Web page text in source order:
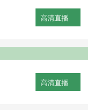
高清直播
高清直播